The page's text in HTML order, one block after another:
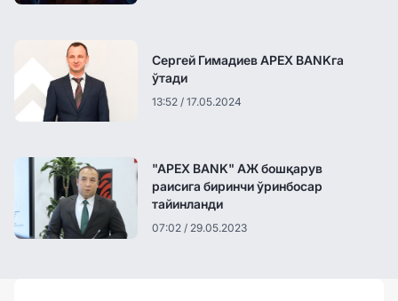
Сергей Гимадиев APEX BANKга
ўтади
13:52 / 17.05.2024
"APEX BANK" АЖ бошқарув
раисига биринчи ўринбосар
тайинланди
07:02 / 29.05.2023